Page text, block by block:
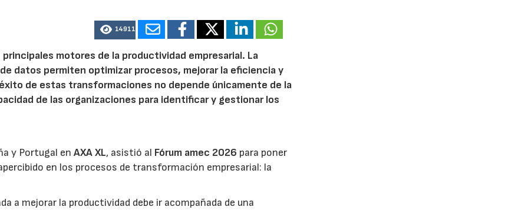
14911
motores de la productividad empresarial. La
datos permiten optimizar procesos, mejorar la eficiencia y
de estas transformaciones no depende únicamente de la
de las organizaciones para identificar y gestionar los
y Portugal enAXA XL, asistió al Fórum amec 2026 para poner
en los procesos de transformación empresarial: la
a mejorar la productividad debe ir acompañada de una